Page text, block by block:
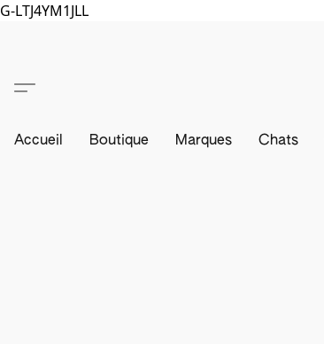
G-LTJ4YM1JLL
Accueil Boutique Marques Chats